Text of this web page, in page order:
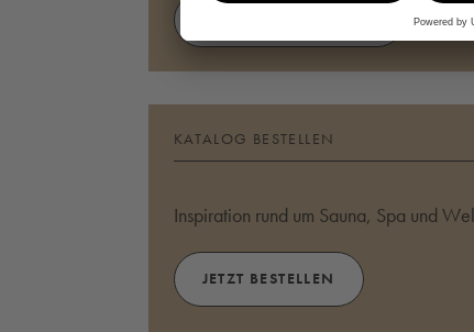
KATALOG BESTELLEN
Inspiration rund um Sauna, Spa und
JETZT BESTELLEN